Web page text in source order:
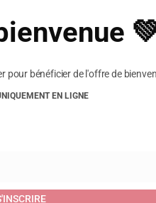
Yoi –
à
!
pour bénéficier de l'offre de
EN LIGNE